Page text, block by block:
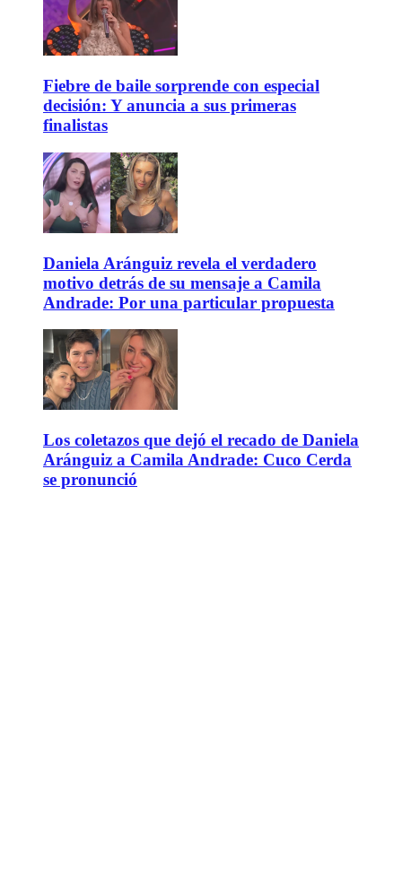
Fiebre de baile sorprende con especial
decisión: Y anuncia a sus primeras
finalistas
Daniela Aránguiz revela el verdadero
motivo detrás de su mensaje a Camila
Andrade: Por una particular propuesta
Los coletazos que dejó el recado de Daniela
Aránguiz a Camila Andrade: Cuco Cerda
se pronunció